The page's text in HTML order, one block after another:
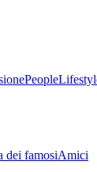
People
dei famosiAmici